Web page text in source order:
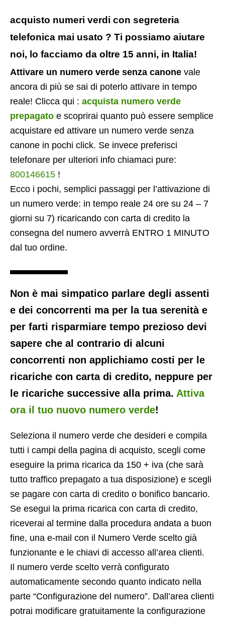
acquisto numeri verdi con segreteria
telefonica mai usato ? Ti possiamo aiutare
noi, lo facciamo da oltre 15 anni, in Italia!
Attivare un numero verde senza canone vale
ancora di più se sai di poterlo attivare in tempo
reale! Clicca qui : acquista numero verde
prepagato e scoprirai quanto può essere semplice
acquistare ed attivare un numero verde senza
canone in pochi click. Se invece preferisci
telefonare per ulteriori info chiamaci pure:
800146615 !
Ecco i pochi, semplici passaggi per l’attivazione di
un numero verde: in tempo reale 24 ore su 24 – 7
giorni su 7) ricaricando con carta di credito la
consegna del numero avverrà ENTRO 1 MINUTO
dal tuo ordine.
Non è mai simpatico parlare degli assenti
e dei concorrenti ma per la tua serenità e
per farti risparmiare tempo prezioso devi
sapere che al contrario di alcuni
concorrenti non applichiamo costi per le
ricariche con carta di credito, neppure per
le ricariche successive alla prima. Attiva
ora il tuo nuovo numero verde!
Seleziona il numero verde che desideri e compila
tutti i campi della pagina di acquisto, scegli come
eseguire la prima ricarica da 150 + iva (che sarà
tutto traffico prepagato a tua disposizione) e scegli
se pagare con carta di credito o bonifico bancario.
Se esegui la prima ricarica con carta di credito,
riceverai al termine dalla procedura andata a buon
fine, una e-mail con il Numero Verde scelto già
funzionante e le chiavi di accesso all’area clienti.
Il numero verde scelto verrà configurato
automaticamente secondo quanto indicato nella
parte “Configurazione del numero”. Dall’area clienti
potrai modificare gratuitamente la configurazione